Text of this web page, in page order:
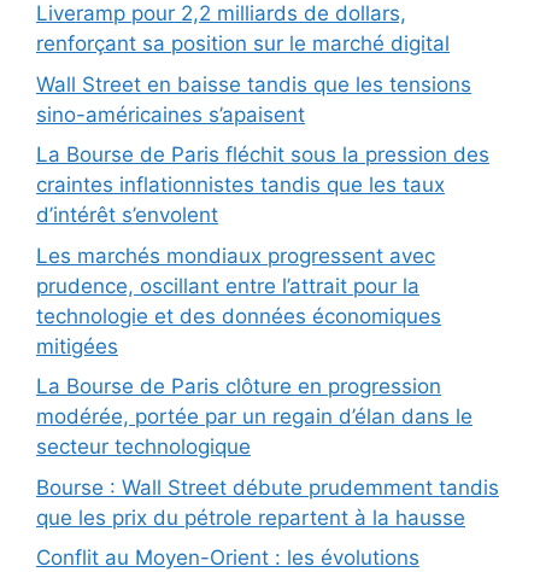
Liveramp pour 2,2 milliards de dollars,
renforçant sa position sur le marché digital
Wall Street en baisse tandis que les tensions
sino-américaines s’apaisent
La Bourse de Paris fléchit sous la pression des
craintes inflationnistes tandis que les taux
d’intérêt s’envolent
Les marchés mondiaux progressent avec
prudence, oscillant entre l’attrait pour la
technologie et des données économiques
mitigées
La Bourse de Paris clôture en progression
modérée, portée par un regain d’élan dans le
secteur technologique
Bourse : Wall Street débute prudemment tandis
que les prix du pétrole repartent à la hausse
Conflit au Moyen-Orient : les évolutions